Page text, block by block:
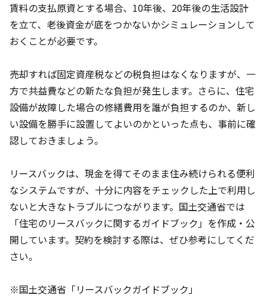
賃料の支払原資とする場合、10年後、20年後の生活設計
を立て、老後資金が底をつかないかシミュレーションして
おくことが必要です。
売却すれば固定資産税などの税負担はなくなりますが、一
方で共益費などの新たな負担が発生します。さらに、住宅
設備が故障した場合の修繕費用を誰が負担するのか、新し
い設備を勝手に設置してよいのかといった点も、事前に確
認しておきましょう。
リースバックは、現金を得てそのまま住み続けられる便利
なシステムですが、十分に内容をチェックした上で利用し
ないと大きなトラブルにつながります。国土交通省では
「住宅のリースバックに関するガイドブック」を作成・公
開しています。契約を検討する際は、ぜひ参考にしてくだ
さい。
※国土交通省「リースバックガイドブック」